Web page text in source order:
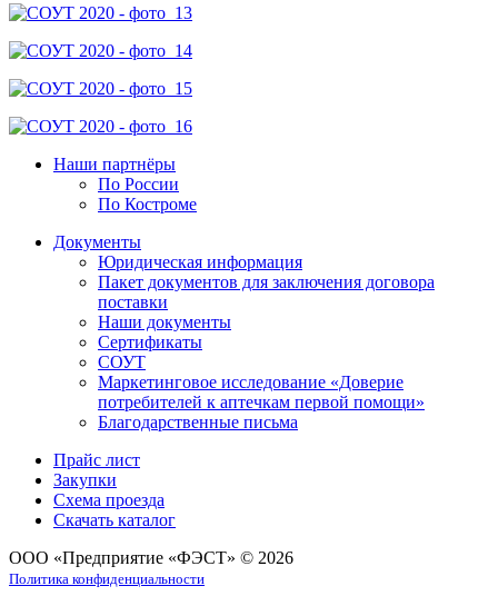
Наши партнёры
По России
По Костроме
Документы
Юридическая информация
Пакет документов для заключения договора
поставки
Наши документы
Сертификаты
СОУТ
Маркетинговое исследование «Доверие
потребителей к аптечкам первой помощи»
Благодарственные письма
Прайс лист
Закупки
Схема проезда
Скачать каталог
ООО «Предприятие «ФЭСТ» © 2026
Политика конфиденциальности